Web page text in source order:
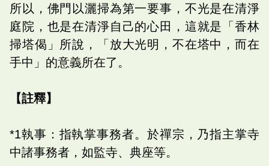
所以，佛門以灑掃為第一要事，不光是在清淨
庭院，也是在清淨自己的心田，這就是「香林
掃塔偈」所說，「放大光明，不在塔中，而在
手中」的意義所在了。
【註釋】
*1執事：指執掌事務者。於禪宗，乃指主掌寺
中諸事務者，如監寺、典座等。